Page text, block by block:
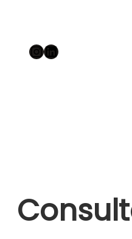
InstagramLinkedIn